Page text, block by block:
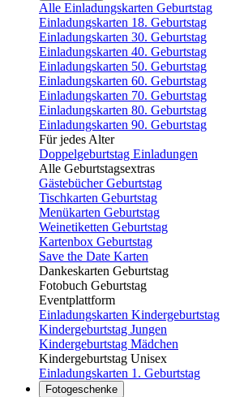
Alle Einladungskarten Geburtstag
Einladungskarten 18. Geburtstag
Einladungskarten 30. Geburtstag
Einladungskarten 40. Geburtstag
Einladungskarten 50. Geburtstag
Einladungskarten 60. Geburtstag
Einladungskarten 70. Geburtstag
Einladungskarten 80. Geburtstag
Einladungskarten 90. Geburtstag
Für jedes Alter
Doppelgeburtstag Einladungen
Alle Geburtstagsextras
Gästebücher Geburtstag
Tischkarten Geburtstag
Menükarten Geburtstag
Weinetiketten Geburtstag
Kartenbox Geburtstag
Save the Date Karten
Dankeskarten Geburtstag
Fotobuch Geburtstag
Eventplattform
Einladungskarten Kindergeburtstag
Kindergeburtstag Jungen
Kindergeburtstag Mädchen
Kindergeburtstag Unisex
Einladungskarten 1. Geburtstag
Fotogeschenke